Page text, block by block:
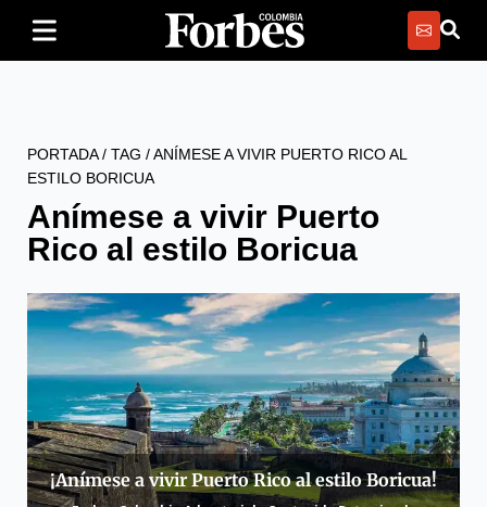
PORTADA/ TAG /ANÍMESE A VIVIR PUERTO RICO AL
ESTILO BORICUA
Anímese a vivir Puerto
Rico al estilo Boricua
¡Anímese a vivir Puerto Rico al estilo Boricua!